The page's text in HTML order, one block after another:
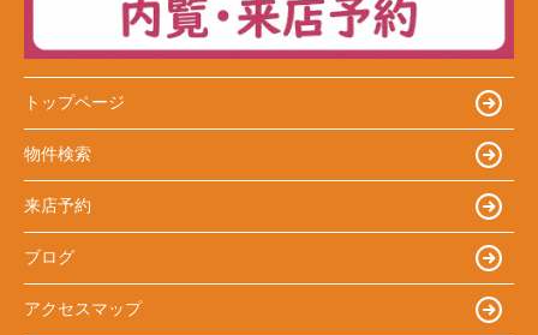
トップページ
物件検索
来店予約
ブログ
アクセスマップ